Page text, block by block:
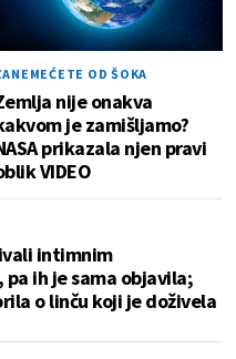
OD ŠOKA
nije onakva
je zamišljamo?
prikazala njen pravi
VIDEO
intimnim
ih je sama objavila;
o linču koji je doživela